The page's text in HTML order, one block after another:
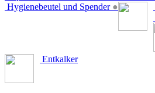
Hygienebeutel und Spender ●
Entkalker